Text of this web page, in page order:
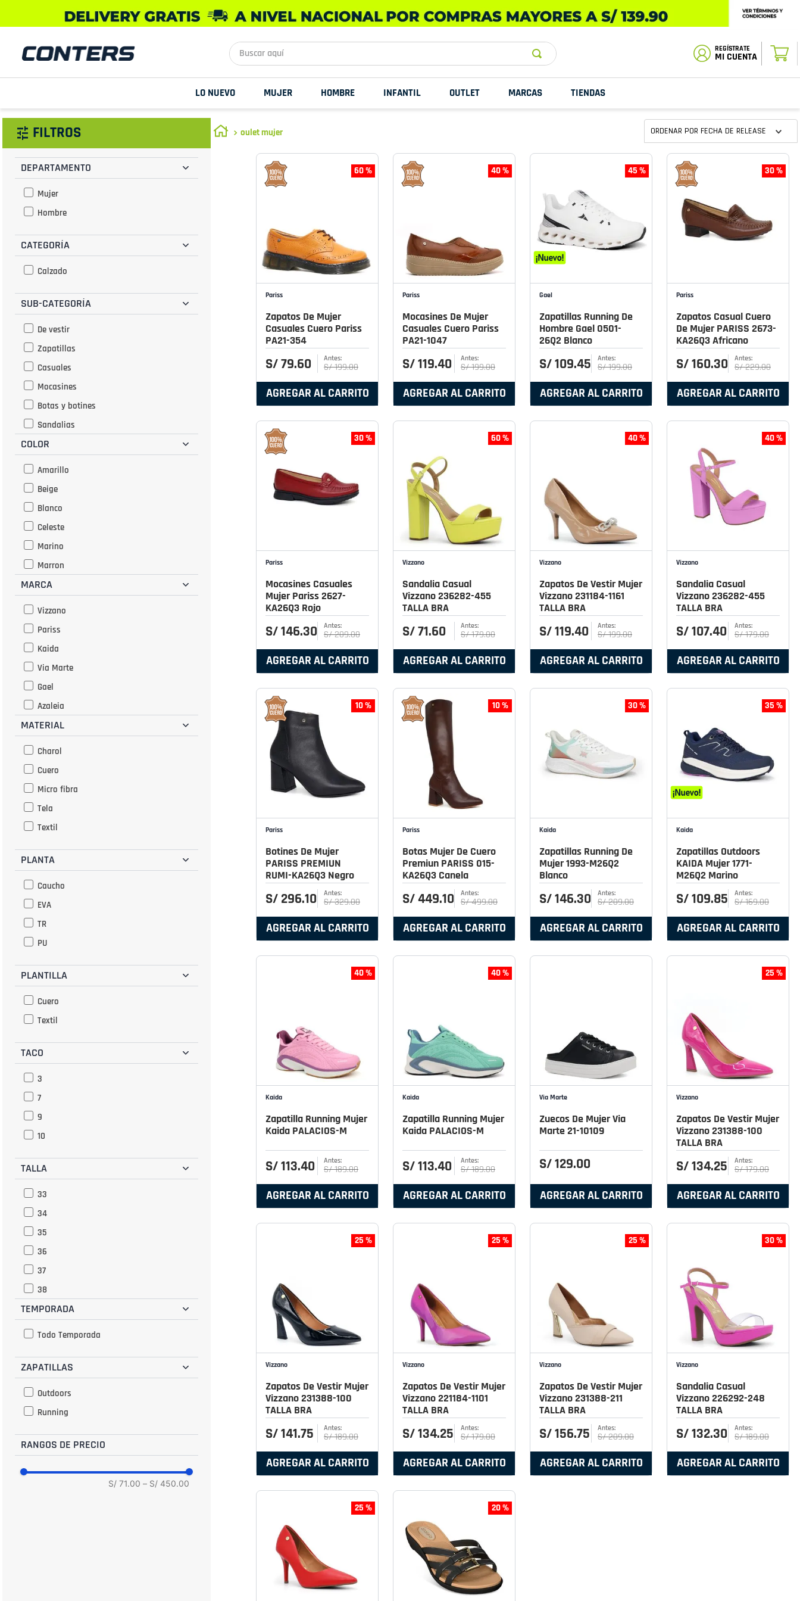
Buscar aquí
MI CUENTA
LO NUEVO MUJER HOMBRE INFANTIL OUTLET MARCAS TIENDAS
FILTROS
DEPARTAMENTO
Mujer
Hombre
CATEGORÍA
Calzado
SUB-CATEGORÍA
De vestir
Zapatillas
Casuales
Mocasines
Botas y botines
Sandalias
Pantuflas
COLOR
Amarillo
Beige
Blanco
Celeste
Marino
Marron
Multicolor
MARCA
Vizzano
Pariss
Kaida
Via Marte
Gael
Azaleia
MATERIAL
Charol
Cuero
Micro fibra
Tela
Textil
PLANTA
Caucho
EVA
TR
PU
PLANTILLA
Cuero
Textil
TACO
3
7
9
10
TALLA
33
34
35
36
37
38
39
42
TEMPORADA
Todo Temporada
ZAPATILLAS
Outdoors
Running
RANGOS DE PRECIO
S/ 71.00 – S/ 450.00
oulet mujer ORDENAR POR FECHA DE RELEASE
60 %
Pariss
Zapatos De Mujer
Casuales Cuero Pariss
PA21-354
S/79.60 S/199.00
AGREGAR AL CARRITO
40 %
Pariss
Mocasines De Mujer
Casuales Cuero Pariss
PA21-1047
S/119.40 S/199.00
AGREGAR AL CARRITO
45 %
Gael
Zapatillas Running De
Hombre Gael 0501-
26Q2 Blanco
S/109.45 S/199.00
AGREGAR AL CARRITO
30 %
Pariss
Zapatos Casual Cuero
De Mujer PARISS 2673-
KA26Q3 Africano
S/160.30 S/229.00
AGREGAR AL CARRITO
30 %
Pariss
Mocasines Casuales
Mujer Pariss 2627-
KA26Q3 Rojo
S/146.30 S/209.00
AGREGAR AL CARRITO
60 %
Vizzano
Sandalia Casual
Vizzano 236282-455
TALLA BRA
S/71.60 S/179.00
AGREGAR AL CARRITO
40 %
Vizzano
Zapatos De Vestir Mujer
Vizzano 231184-1161
TALLA BRA
S/119.40 S/199.00
AGREGAR AL CARRITO
40 %
Vizzano
Sandalia Casual
Vizzano 236282-455
TALLA BRA
S/107.40 S/179.00
AGREGAR AL CARRITO
10 %
Pariss
Botines De Mujer
PARISS PREMIUN
RUMI-KA26Q3 Negro
S/ 296.10 S/329.00
AGREGAR AL CARRITO
10 %
Pariss
Botas Mujer De Cuero
Premiun PARISS 015-
KA26Q3 Canela
S/449.10 S/499.00
AGREGAR AL CARRITO
30 %
Kaida
Zapatillas Running De
Mujer 1993-M26Q2
Blanco
S/146.30 S/209.00
AGREGAR AL CARRITO
35 %
Kaida
Zapatillas Outdoors
KAIDA Mujer 1771-
M26Q2 Marino
S/109.85 S/169.00
AGREGAR AL CARRITO
40 %
Kaida
Zapatilla Running Mujer
Kaida PALACIOS-M
S/113.40 S/189.00
AGREGAR AL CARRITO
40 %
Kaida
Zapatilla Running Mujer
Kaida PALACIOS-M
S/113.40 S/189.00
AGREGAR AL CARRITO
Via Marte
Zuecos De Mujer Via
Marte 21-10109
S/129.00
AGREGAR AL CARRITO
25 %
Vizzano
Zapatos De Vestir Mujer
Vizzano 231388-100
TALLA BRA
S/134.25 S/179.00
AGREGAR AL CARRITO
25 %
Vizzano
Zapatos De Vestir Mujer
Vizzano 231388-100
TALLA BRA
S/141.75 S/189.00
AGREGAR AL CARRITO
25 %
Vizzano
Zapatos De Vestir Mujer
Vizzano 221184-1101
TALLA BRA
S/134.25 S/179.00
AGREGAR AL CARRITO
25 %
Vizzano
Zapatos De Vestir Mujer
Vizzano 231388-211
TALLA BRA
S/156.75 S/209.00
AGREGAR AL CARRITO
30 %
Vizzano
Sandalia Casual
Vizzano 226292-248
TALLA BRA
S/132.30 S/189.00
AGREGAR AL CARRITO
25 % 20 %